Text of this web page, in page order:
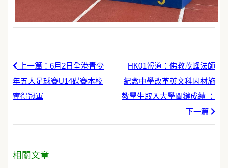
上一篇：6月2日全港青少
年五人足球賽U14碟賽本校
奪得冠軍
HK01報道：佛教茂峰法師
紀念中學改革英文科因材施
教學生取入大學關鍵成績 ：
下一篇
相關文章